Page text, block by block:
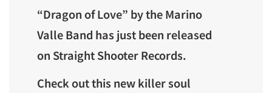
“Dragon of Love” by the Marino
Valle Band has just been released
on Straight Shooter Records.
Check out this new killer soul